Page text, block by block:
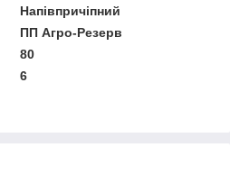
Напівпричіпний
ПП Агро-Резерв
80
6